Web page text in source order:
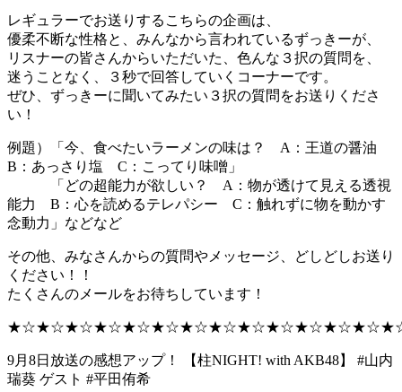
レギュラーでお送りするこちらの企画は、
優柔不断な性格と、みんなから言われているずっきーが、
リスナーの皆さんからいただいた、色んな３択の質問を、
迷うことなく、３秒で回答していくコーナーです。
ぜひ、ずっきーに聞いてみたい３択の質問をお送りくださ
い！
例題）「今、食べたいラーメンの味は？ A：王道の醤油
B：あっさり塩 C：こってり味噌」
「どの超能力が欲しい？ A：物が透けて見える透視
能力 B：心を読めるテレパシー C：触れずに物を動かす
念動力」などなど
その他、みなさんからの質問やメッセージ、どしどしお送り
ください！！
たくさんのメールをお待ちしています！
9月8日放送の感想アップ！ 【柱NIGHT! with AKB48】 #山内
瑞葵 ゲスト #平田侑希